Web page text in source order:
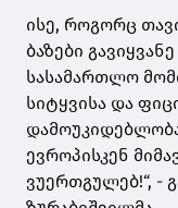
ისე, როგორც
ბაზები
სასამართლო
სიტყვისა და
ევროპისკენ
ვუერთგულებ!“, -